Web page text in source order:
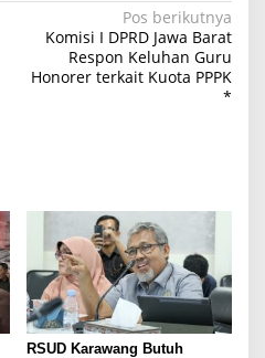
Pos berikutnya
Komisi I DPRD Jawa Barat
Respon Keluhan Guru
Honorer terkait Kuota PPPK
*
RSUD Karawang Butuh